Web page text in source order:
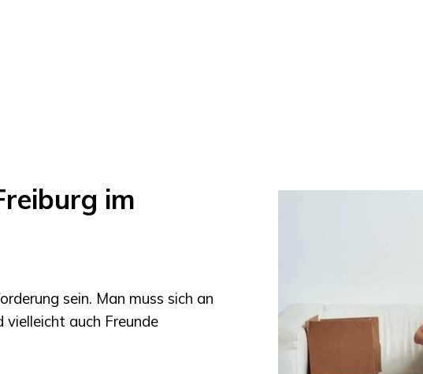
im
sein. Man muss sich an
vielleicht auch Freunde